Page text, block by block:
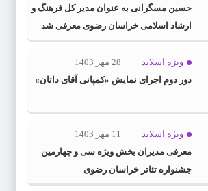
حسین مسگرانی به عنوان مدیر کل فرهنگ و
ارشاد اسلامی خراسان رضوی معرفی شد
ویژه اسلاید
28 مهر 1403
دور دوم اجرای نمایش «کمپانی آقای داتان»
ویژه اسلاید
11 مهر 1403
معرفی مدیران بخش ویژه سی و چهارمین
جشنواره تئاتر خراسان رضوی